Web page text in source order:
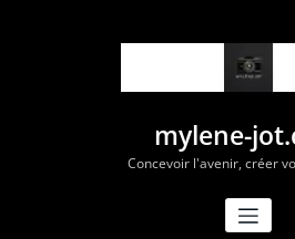
mylene-
Concevoir l'avenir, créer